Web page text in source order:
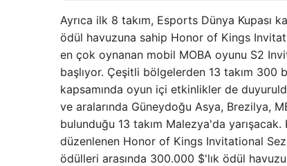
Ayrıca ilk 8 takım, Esports Dünya Kupası
ödül havuzuna sahip Honor of Kings
en çok oynanan mobil MOBA oyunu S2
başlıyor. Çeşitli bölgelerden 13 takım 300
kapsamında oyun içi etkinlikler de
ve aralarında Güneydoğu Asya, Brezilya,
bulunduğu 13 takım Malezya'da
düzenlenen Honor of Kings Invitational
ödülleri arasında 300.000 $'lık ödül